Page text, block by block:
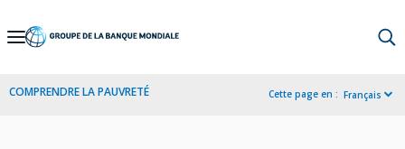
Skip
Navigation
COMPRENDRE LA PAUVRETÉ Cette page en : Français